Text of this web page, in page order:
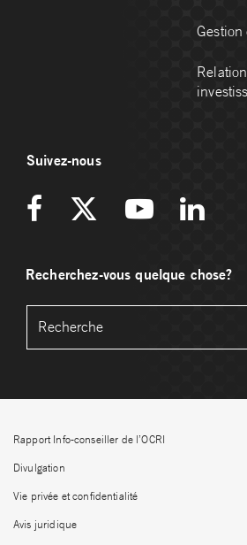
Suivez-nous
Recherchez-vous quelque chose?
Rapport Info-conseiller de l’OCRI
Divulgation
Vie privée et confidentialité
Avis juridique